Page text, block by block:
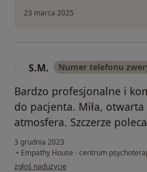
23 marca 2025
S.M. Numer telefonu
Bardzo profesjonalne i
do pacjenta. Miła,
atmosfera. Szczerze
3 grudnia 2023
• Empathy House - centrum
w opinii użytkownika S.M.
zgłoś nadużycie